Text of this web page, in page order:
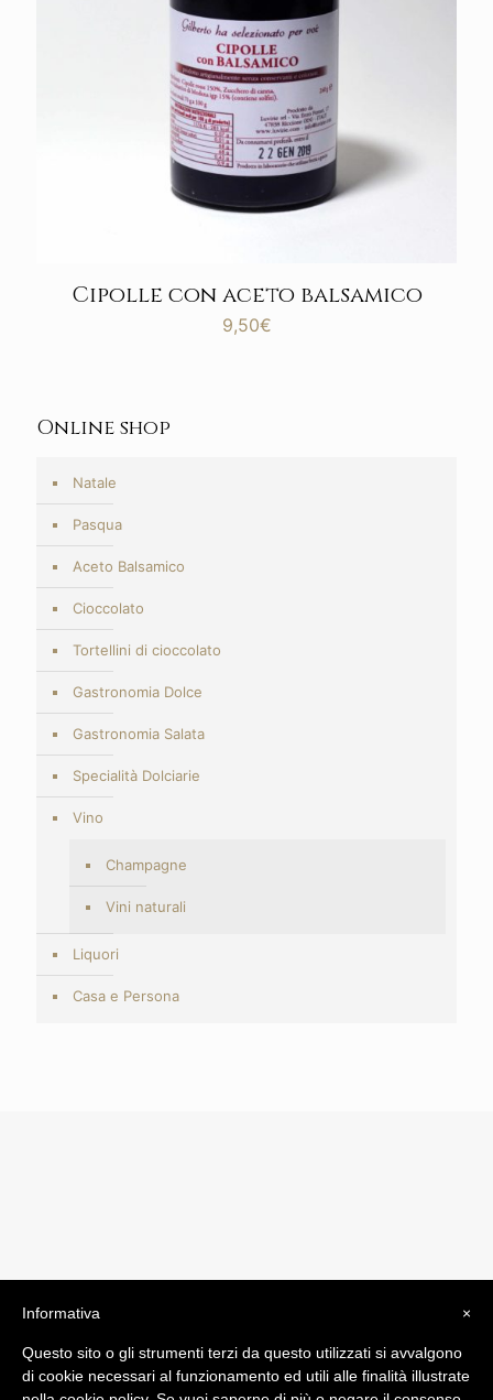
Cipolle con aceto balsamico
9,50€
Online shop
Natale
Pasqua
Aceto Balsamico
Cioccolato
Tortellini di cioccolato
Gastronomia Dolce
Gastronomia Salata
Specialità Dolciarie
Vino
Champagne
Vini naturali
Liquori
Casa e Persona
byComunicatori su Misura srl
Termini e Condizioni di Vendita - Terms and Conditions
×
Informativa
Questo sito o gli strumenti terzi da questo utilizzati si avvalgono
di cookie necessari al funzionamento ed utili alle finalità illustrate